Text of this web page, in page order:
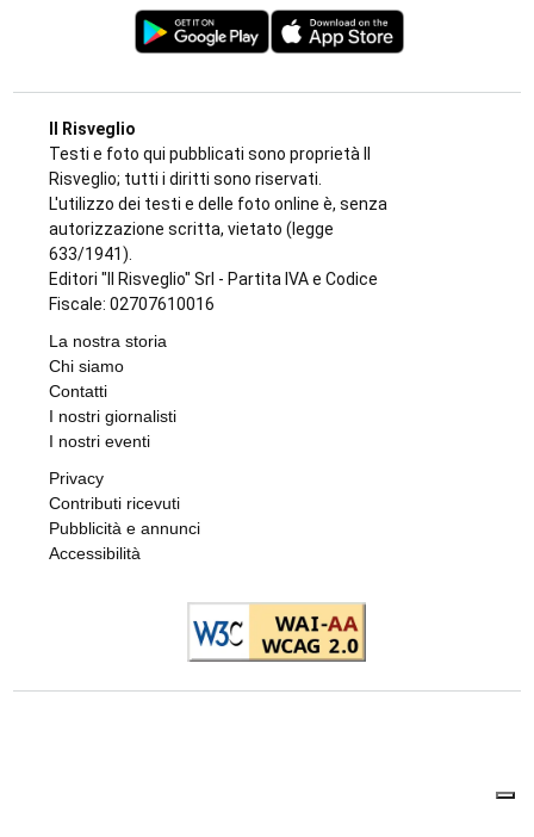
Il Risveglio
Testi e foto qui pubblicati sono proprietà Il
Risveglio; tutti i diritti sono riservati.
L'utilizzo dei testi e delle foto online è, senza
autorizzazione scritta, vietato (legge
633/1941).
Editori "Il Risveglio" Srl - Partita IVA e Codice
Fiscale: 02707610016
La nostra storia
Chi siamo
Contatti
I nostri giornalisti
I nostri eventi
Privacy
Contributi ricevuti
Pubblicità e annunci
Accessibilità